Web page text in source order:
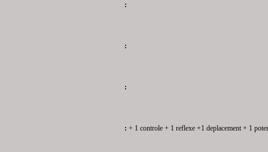
:
:
:
: + 1 controle + 1 reflexe +1 deplacement + 1